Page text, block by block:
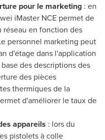
pour le marketing : en
iMaster NCE permet de
en fonction des
personnel marketing peut
d'étage dans l'application
des descriptions des
des pièces
thermiques de la
d'améliorer le taux de
appareils : lors du
pistolets à colle